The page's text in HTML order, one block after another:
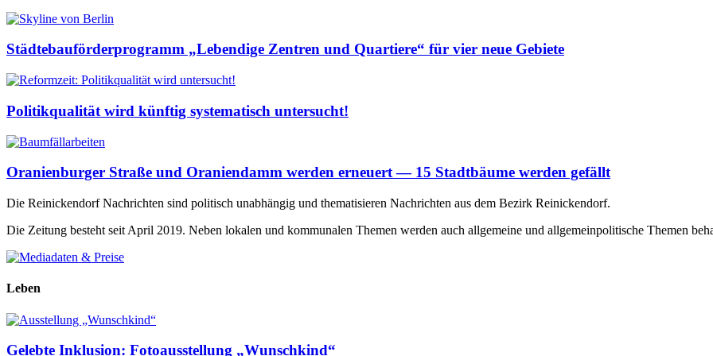
Städtebauförderprogramm „Lebendige Zentren und Quartiere“ für vier neue Gebiete
Politikqualität wird künftig systematisch untersucht!
Oranienburger Straße und Oraniendamm werden erneuert — 15 Stadtbäume werden gefällt
Die Reinickendorf Nachrichten sind politisch unabhängig und thematisieren Nachrichten aus dem Bezirk Reinickendorf.
Die Zeitung besteht seit April 2019. Neben lokalen und kommunalen Themen werden auch allgemeine und allgemeinpolitische Themen
Leben
Gelebte Inklusion: Fotoausstellung „Wunschkind“